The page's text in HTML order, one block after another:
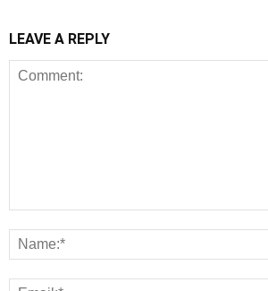
LEAVE A REPLY